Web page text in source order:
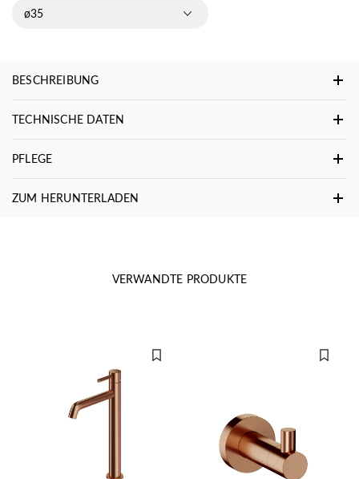
ø35
BESCHREIBUNG
TECHNISCHE DATEN
PFLEGE
ZUM HERUNTERLADEN
VERWANDTE PRODUKTE